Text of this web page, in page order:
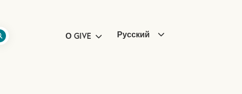
О GIVE Русский